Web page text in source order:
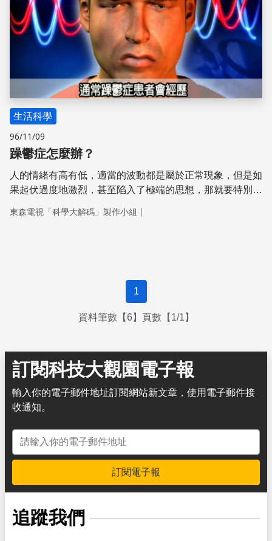
生活科學
96/11/09
躁鬱症怎麼辦？
人的情緒有高有低，適當的波動都是屬於正常現象，但是如
果起伏過度地激烈，甚至陷入了極端的思想，那就要特別注
性病，只要適當的治療，其實患者和常人無異。而社會大眾
東森電視「科學大解碼」製作小組 ｜
1
資料筆數【6】頁數【1/1】
訂閱科技大觀園電子報
輸入你的電子郵件地址訂閱網站新文章，使用電子郵件接
收通知。
電子郵件地址
訂閱電子報
追蹤我們